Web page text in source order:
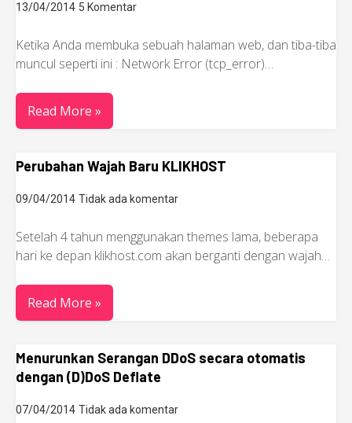
13/04/2014 5 Komentar
Ketika Anda membuka sebuah halaman web, dan tiba-tiba
muncul seperti ini : Network Error (tcp_error)…
Read More »
Perubahan Wajah Baru KLIKHOST
09/04/2014 Tidak ada komentar
Setelah 4 tahun menggunakan themes lama, beberapa
hari ke depan klikhost.com akan berganti dengan wajah…
Read More »
Menurunkan Serangan DDoS secara otomatis
dengan (D)DoS Deflate
07/04/2014 Tidak ada komentar